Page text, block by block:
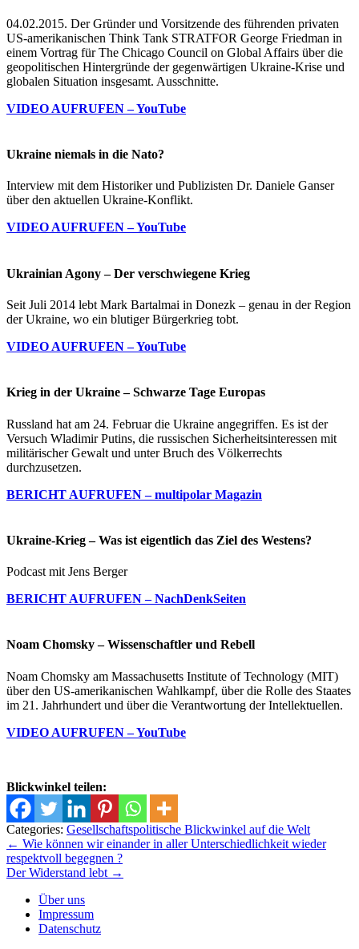
04.02.2015. Der Gründer und Vorsitzende des führenden privaten
US-amerikanischen Think Tank STRATFOR George Friedman in
einem Vortrag für The Chicago Council on Global Affairs über die
geopolitischen Hintergründe der gegenwärtigen Ukraine-Krise und
globalen Situation insgesamt. Ausschnitte.
VIDEO AUFRUFEN – YouTube
Ukraine niemals in die Nato?
Interview mit dem Historiker und Publizisten Dr. Daniele Ganser
über den aktuellen Ukraine-Konflikt.
VIDEO AUFRUFEN – YouTube
Ukrainian Agony – Der verschwiegene Krieg
Seit Juli 2014 lebt Mark Bartalmai in Donezk – genau in der Region
der Ukraine, wo ein blutiger Bürgerkrieg tobt.
VIDEO AUFRUFEN – YouTube
Krieg in der Ukraine – Schwarze Tage Europas
Russland hat am 24. Februar die Ukraine angegriffen. Es ist der
Versuch Wladimir Putins, die russischen Sicherheitsinteressen mit
militärischer Gewalt und unter Bruch des Völkerrechts
durchzusetzen.
BERICHT AUFRUFEN – multipolar Magazin
Ukraine-Krieg – Was ist eigentlich das Ziel des Westens?
Podcast mit Jens Berger
BERICHT AUFRUFEN – NachDenkSeiten
Noam Chomsky – Wissenschaftler und Rebell
Noam Chomsky am Massachusetts Institute of Technology (MIT)
über den US-amerikanischen Wahlkampf, über die Rolle des Staates
im 21. Jahrhundert und über die Verantwortung der Intellektuellen.
VIDEO AUFRUFEN – YouTube
Blickwinkel teilen:
Categories: Gesellschaftspolitische Blickwinkel auf die Welt
Beitrags-
Navigation
← Wie können wir einander in aller Unterschiedlichkeit wieder
respektvoll begegnen ?
Der Widerstand lebt →
Über uns
Impressum
Datenschutz